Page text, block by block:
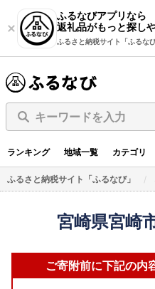
ふるなびアプリなら
返礼品がもっと探し
ふるさと納税サイト「ふるなび
キーワードを入力
ランキング 地域一覧 カテゴリ
ふるさと納税サイト「ふるなび」
宮崎県宮崎
ご寄附前に下記の内